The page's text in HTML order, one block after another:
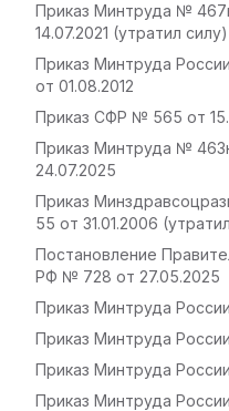
Приказ Минтруда №
14.07.2021 (утратил силу)
Приказ Минтруда
от 01.08.2012
Приказ СФР № 565 от
Приказ Минтруда №
24.07.2025
Приказ
55 от 31.01.2006
Постановление
РФ № 728 от 27.05.2025
Приказ Минтруда
Приказ Минтруда
Приказ Минтруда
Приказ Минтруда